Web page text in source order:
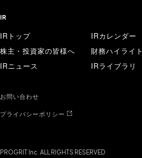
IR
IRトップ
株主・投資家の皆様へ
IRニュース
IRカレンダー
財務ハイライト
IRライブラリ
お問い合わせ
プライバシーポリシー
PROGRIT Inc. ALL RIGHTS RESERVED